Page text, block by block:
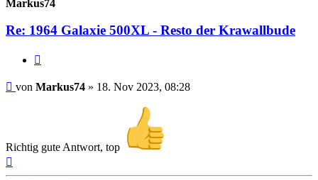
Markus74
Re: 1964 Galaxie 500XL - Resto der Krawallbude
Beitrag
von Markus74 » 18. Nov 2023, 08:28
Richtig gute Antwort, top